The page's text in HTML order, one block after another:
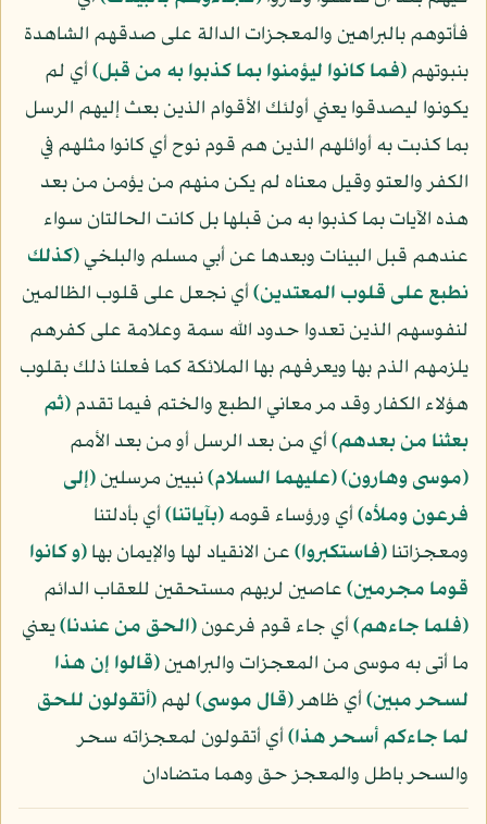
فأتوهم بالبراهين والمعجزات الدالة على صدقهم الشاهدة
بنبوتهم﴿فما كانوا ليؤمنوا بما كذبوا به من قبل﴾أي لم
يكونوا ليصدقوا يعني أولئك الأقوام الذين بعث إليهم الرسل
بما كذبت به أوائلهم الذين هم قوم نوح أي كانوا مثلهم في
الكفر والعتو وقيل معناه لم يكن منهم من يؤمن من بعد
هذه الآيات بما كذبوا به من قبلها بل كانت الحالتان سواء
عندهم قبل البينات وبعدها عن أبي مسلم والبلخي﴿كذلك
نطبع على قلوب المعتدين﴾أي نجعل على قلوب الظالمين
لنفوسهم الذين تعدوا حدود الله سمة وعلامة على كفرهم
يلزمهم الذم بها ويعرفهم بها الملائكة كما فعلنا ذلك بقلوب
هؤلاء الكفار وقد مر معاني الطبع والختم فيما تقدم﴿ثم
بعثنا من بعدهم﴾أي من بعد الرسل أو من بعد الأمم
﴿موسى وهارون﴾(عليهما السلام)نبيين مرسلين﴿إلى
فرعون وملأه﴾أي ورؤساء قومه﴿بآياتنا﴾أي بأدلتنا
ومعجزاتنا﴿فاستكبروا﴾عن الانقياد لها والإيمان بها﴿و كانوا
قوما مجرمين﴾عاصين لربهم مستحقين للعقاب الدائم
﴿فلما جاءهم﴾أي جاء قوم فرعون﴿الحق من عندنا﴾يعني
ما أتى به موسى من المعجزات والبراهين﴿قالوا إن هذا
لسحر مبين﴾أي ظاهر﴿قال موسى﴾لهم﴿أتقولون للحق
لما جاءكم أسحر هذا﴾أي أتقولون لمعجزاته سحر
والسحر باطل والمعجز حق وهما متضادان